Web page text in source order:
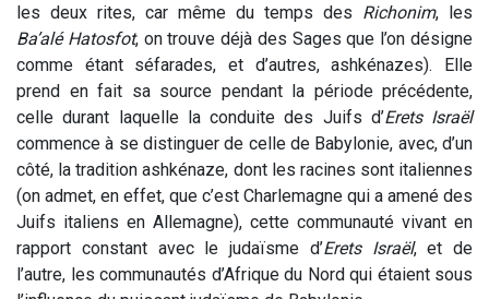
les deux rites, car même du temps des Richonim, les
Ba’alé Hatosfot, on trouve déjà des Sages que l’on désigne
comme étant séfarades, et d’autres, ashkénazes). Elle
prend en fait sa source pendant la période précédente,
celle durant laquelle la conduite des Juifs d’Erets Israël
commence à se distinguer de celle de Babylonie, avec, d’un
côté, la tradition ashkénaze, dont les racines sont italiennes
(on admet, en effet, que c’est Charlemagne qui a amené des
Juifs italiens en Allemagne), cette communauté vivant en
rapport constant avec le judaïsme d’Erets Israël, et de
l’autre, les communautés d’Afrique du Nord qui étaient sous